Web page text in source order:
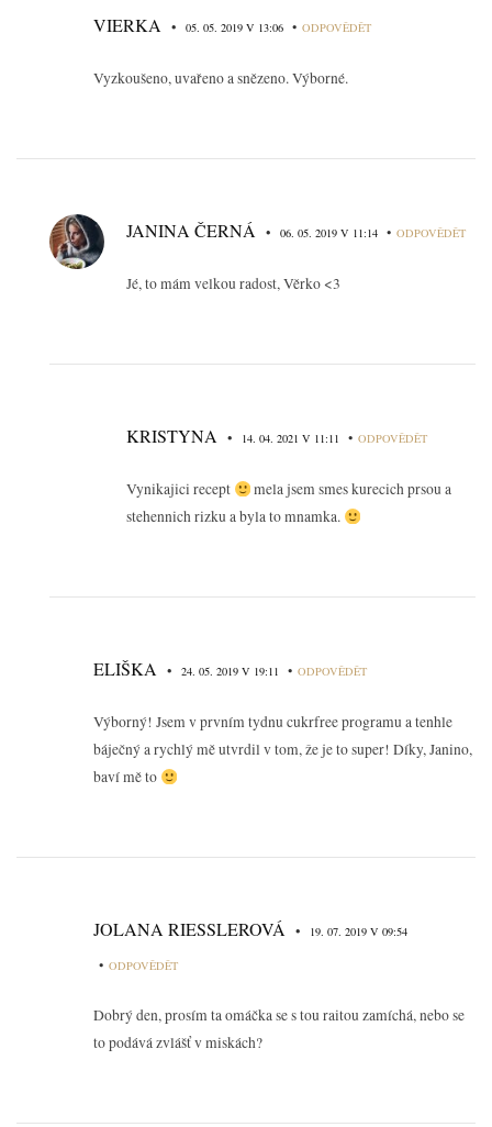
VIERKA • 05. 05. 2019 V 13:06 • ODPOVĚDĚT
Vyzkoušeno, uvařeno a snězeno. Výborné.
JANINA ČERNÁ • 06. 05. 2019 V 11:14 • ODPOVĚDĚT
Jé, to mám velkou radost, Věrko <3
KRISTYNA • 14. 04. 2021 V 11:11 • ODPOVĚDĚT
Vynikajici recept
mela jsem smes kurecich prsou a
stehennich rizku a byla to mnamka.
ELIŠKA • 24. 05. 2019 V 19:11 • ODPOVĚDĚT
Výborný! Jsem v prvním tydnu cukrfree programu a tenhle
báječný a rychlý mě utvrdil v tom, že je to super! Díky, Janino,
baví mě to
JOLANA RIESSLEROVÁ • 19. 07. 2019 V 09:54
• ODPOVĚDĚT
Dobrý den, prosím ta omáčka se s tou raitou zamíchá, nebo se
to podává zvlášť v miskách?